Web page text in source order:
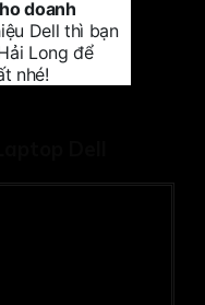
doanh
Dell thì bạn
Long để
nhé!